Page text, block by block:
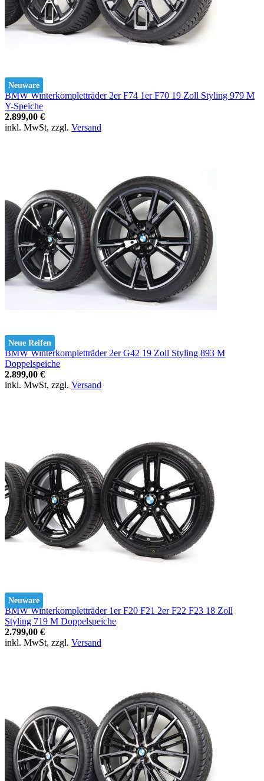
Neuware
BMW Winterkompletträder 2er F74 1er F70 19 Zoll Styling 979 M
Y-Speiche
2.899,00 €
inkl. MwSt, zzgl. Versand
Neue Reifen
BMW Winterkompletträder 2er G42 19 Zoll Styling 893 M
Doppelspeiche
2.899,00 €
inkl. MwSt, zzgl. Versand
Neuware
BMW Winterkompletträder 1er F20 F21 2er F22 F23 18 Zoll
Styling 719 M Doppelspeiche
2.799,00 €
inkl. MwSt, zzgl. Versand